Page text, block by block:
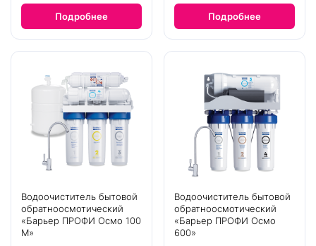
Подробнее Подробнее
Водоочиститель бытовой
обратноосмотический
«Барьер ПРОФИ Осмо 100
М»
Водоочиститель бытовой
обратноосмотический
«Барьер ПРОФИ Осмо
600»